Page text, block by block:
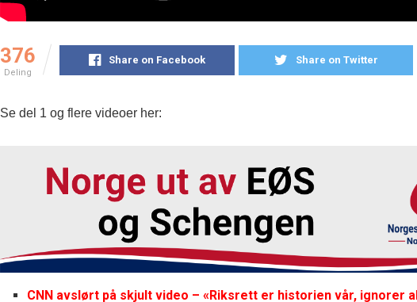
376
Deling
Share on Facebook Share on Twitter
Se del 1 og flere videoer her:
CNN avslørt på skjult video – «Riksrett er historien vår, ignorer